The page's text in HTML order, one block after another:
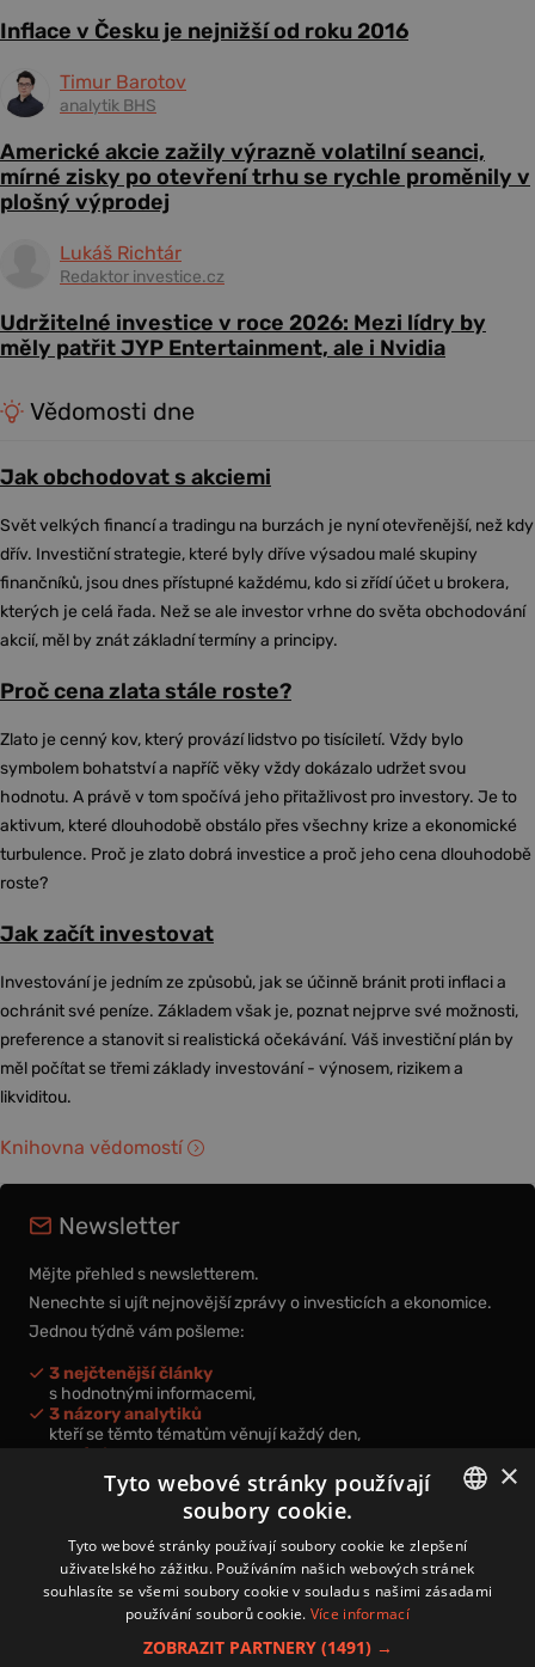
Inflace v Česku je nejnižší od roku 2016
Timur Barotov
analytik BHS
Americké akcie zažily výrazně volatilní seanci,
mírné zisky po otevření trhu se rychle proměnily v
plošný výprodej
Lukáš Richtár
Redaktor investice.cz
Udržitelné investice v roce 2026: Mezi lídry by
měly patřit JYP Entertainment, ale i Nvidia
Vědomosti dne
Jak obchodovat s akciemi
Svět velkých financí a tradingu na burzách je nyní otevřenější, než kdy
dřív. Investiční strategie, které byly dříve výsadou malé skupiny
finančníků, jsou dnes přístupné každému, kdo si zřídí účet u brokera,
kterých je celá řada. Než se ale investor vrhne do světa obchodování
akcií, měl by znát základní termíny a principy.
Proč cena zlata stále roste?
Zlato je cenný kov, který provází lidstvo po tisíciletí. Vždy bylo
symbolem bohatství a napříč věky vždy dokázalo udržet svou
hodnotu. A právě v tom spočívá jeho přitažlivost pro investory. Je to
aktivum, které dlouhodobě obstálo přes všechny krize a ekonomické
turbulence. Proč je zlato dobrá investice a proč jeho cena dlouhodobě
roste?
Jak začít investovat
Investování je jedním ze způsobů, jak se účinně bránit proti inflaci a
ochránit své peníze. Základem však je, poznat nejprve své možnosti,
preference a stanovit si realistická očekávání. Váš investiční plán by
měl počítat se třemi základy investování - výnosem, rizikem a
likviditou.
Knihovna vědomostí
Newsletter
Mějte přehled s newsletterem.
Nenechte si ujít nejnovější zprávy o investicích a ekonomice.
Jednou týdně vám pošleme:
3 nejčtenější články
s hodnotnými informacemi,
3 názory analytiků
kteří se těmto tématům věnují každý den,
nová videa a podcasty
k prohloubení vašich znalostí.
Přihlášením k newsletteru vyjadřujete svůj souhlas spodmínkami
zpracování osobních údajů.
CZECH
×
Tyto webové stránky používají
soubory cookie.
Tyto webové stránky používají soubory cookie ke zlepšení
uživatelského zážitku. Používáním našich webových stránek
souhlasíte se všemi soubory cookie v souladu s našimi zásadami
používání souborů cookie. Více informací
ZOBRAZIT PARTNERY (1491) →